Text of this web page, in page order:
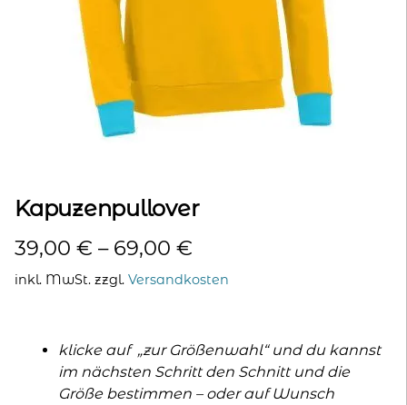
Kapuzenpullover
39,00 € – 69,00 €
inkl. MwSt. zzgl. Versandkosten
klicke auf „zur Größenwahl“ und du kannst
im nächsten Schritt den Schnitt und die
Größe bestimmen – oder auf Wunsch